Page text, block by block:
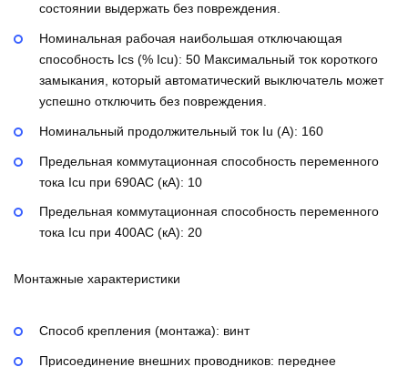
состоянии выдержать без повреждения.
Номинальная рабочая наибольшая отключающая
способность Ics (% Icu): 50 Максимальный ток короткого
замыкания, который автоматический выключатель может
успешно отключить без повреждения.
Номинальный продолжительный ток Iu (А): 160
Предельная коммутационная способность переменного
тока Icu при 690AC (кА): 10
Предельная коммутационная способность переменного
тока Icu при 400АС (кА): 20
Монтажные характеристики
Способ крепления (монтажа): винт
Присоединение внешних проводников: переднее